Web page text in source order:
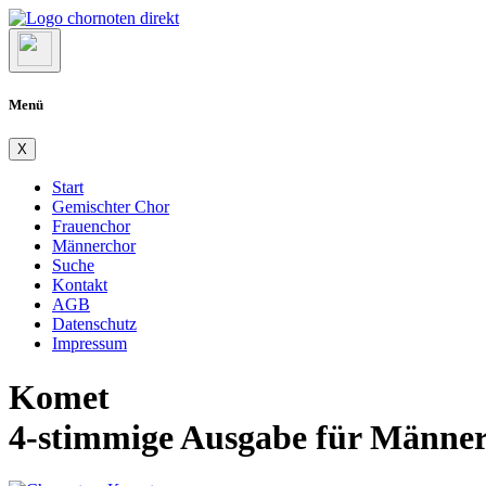
Menü
X
Start
Gemischter Chor
Frauenchor
Männerchor
Suche
Kontakt
AGB
Datenschutz
Impressum
Komet
4-stimmige Ausgabe für